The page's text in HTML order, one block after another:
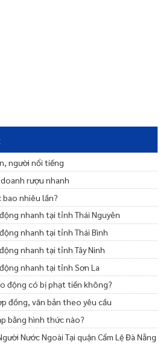
người nổi tiếng
rượu nhanh
bao nhiêu lần?
nhanh tại tỉnh Thái Nguyên
nhanh tại tỉnh Thái Bình
nhanh tại tỉnh Tây Ninh
nhanh tại tỉnh Sơn La
động có bị phạt tiền không?
đồng, văn bản theo yêu cầu
bằng hình thức nào?
Nước Ngoài Tại quận Cẩm Lệ Đà Nẵng